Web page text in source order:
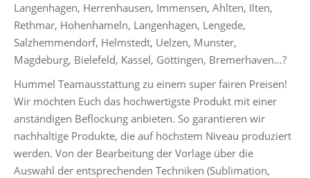
Langenhagen, Herrenhausen, Immensen, Ahlten, Ilten,
Rethmar, Hohenhameln, Langenhagen, Lengede,
Salzhemmendorf, Helmstedt, Uelzen, Munster,
Magdeburg, Bielefeld, Kassel, Göttingen, Bremerhaven…?
Hummel Teamausstattung zu einem super fairen Preisen!
Wir möchten Euch das hochwertigste Produkt mit einer
anständigen Beflockung anbieten. So garantieren wir
nachhaltige Produkte, die auf höchstem Niveau produziert
werden. Von der Bearbeitung der Vorlage über die
Auswahl der entsprechenden Techniken (Sublimation,